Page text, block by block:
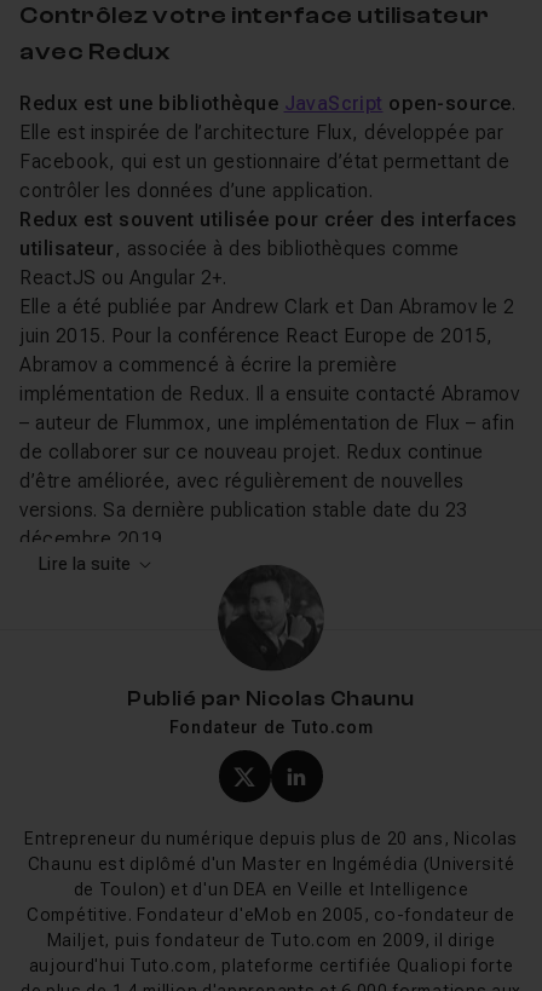
Contrôlez votre interface utilisateur
avec Redux
Redux est une bibliothèque JavaScript open-source.
Elle est inspirée de l’architecture Flux, développée par
Facebook, qui est un gestionnaire d’état permettant de
contrôler les données d’une application.
Redux est souvent utilisée pour créer des interfaces
utilisateur , associée à des bibliothèques comme
ReactJS ou Angular 2+.
Elle a été publiée par Andrew Clark et Dan Abramov le 2
juin 2015. Pour la conférence React Europe de 2015,
Abramov a commencé à écrire la première
implémentation de Redux. Il a ensuite contacté Abramov
– auteur de Flummox, une implémentation de Flux – afin
de collaborer sur ce nouveau projet. Redux continue
d’être améliorée, avec régulièrement de nouvelles
versions. Sa dernière publication stable date du 23
décembre 2019.
A quoi sert Redux ?
composants : boutons, images, etc. Ce qu’affiche ces
composants peut dépendre des états (ou states) de
l’application. Les états sont modifiés par les actions de
l’utilisateurs. Ces changements se font ressentir au
niveau des composants. Tout cela est contrôlé par un
gestionnaire d’état, comme Flux ou Redux.
Ce qui sépare Redux de ses alternatives, c’est son
utilisation d’un seul état global. Tous les composants
dépendant des actions de l’utilisateur se réfèreront
à cet état global.
Lire la suite
Publié par Nicolas Chaunu
Fondateur de Tuto.com
Profil X (twitter) de
Profil LinkedIn de
Entrepreneur du numérique depuis plus de 20 ans, Nicolas
Chaunu est diplômé d'un Master en Ingémédia (Université
de Toulon) et d'un DEA en Veille et Intelligence
Compétitive. Fondateur d'eMob en 2005, co-fondateur de
Mailjet, puis fondateur de Tuto.com en 2009, il dirige
aujourd'hui Tuto.com, plateforme certifiée Qualiopi forte